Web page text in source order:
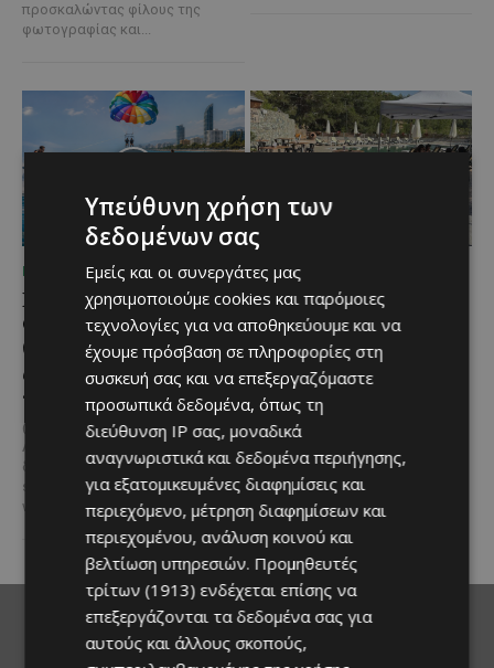
προσκαλώντας φίλους της
φωτογραφίας και...
ΜΈΝΟΥΜΕ ΚΎΠΡΟ
Καλοκαίρι στη Λεμεσό:
Θαλάσσια σπορ για όσους
θέλουν κάτι περισσότερο
από μια μέρα στην
παραλία
@menoumekypro Καλοκαίρι στη
Λεμεσό σημαίνει θάλασσα,
δράση και… αδρεναλίνη!
Jet
ski, parasailing, SUP, καγιάκ,
wakeboard,...
ΜΈΝΟΥΜΕ ΚΎΠΡΟ
Η αγαπημένη πισίνα του
Αγίου Ιωάννη Πιτσιλιάς
ανοίγει ξανά – Έτοιμη
να υποδεχθεί το κοινό
Μια αγαπημένη καλοκαιρινή
επιλογή στην ορεινή Κύπρο
επιστρέφει ανανεωμένη. Η
υπαίθρια πισίνα στον Άγιο
Ιωάννη Πιτσιλιάς ολοκλήρωσε
τις...
Υπεύθυνη χρήση των
δεδομένων σας
Εμείς και οι συνεργάτες μας
χρησιμοποιούμε cookies και παρόμοιες
τεχνολογίες για να αποθηκεύουμε και να
έχουμε πρόσβαση σε πληροφορίες στη
συσκευή σας και να επεξεργαζόμαστε
προσωπικά δεδομένα, όπως τη
διεύθυνση IP σας, μοναδικά
αναγνωριστικά και δεδομένα περιήγησης,
για εξατομικευμένες διαφημίσεις και
περιεχόμενο, μέτρηση διαφημίσεων και
περιεχομένου, ανάλυση κοινού και
βελτίωση υπηρεσιών. Προμηθευτές
τρίτων (1913) ενδέχεται επίσης να
επεξεργάζονται τα δεδομένα σας για
αυτούς και άλλους σκοπούς,